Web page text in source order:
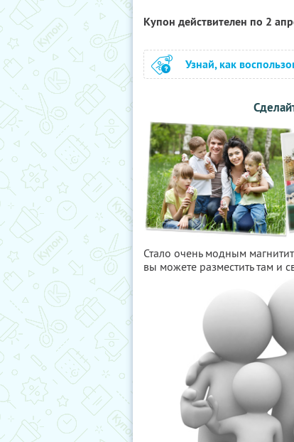
Купон действителен по 2
Узнай, как
Стало очень модным
вы можете разместить там и